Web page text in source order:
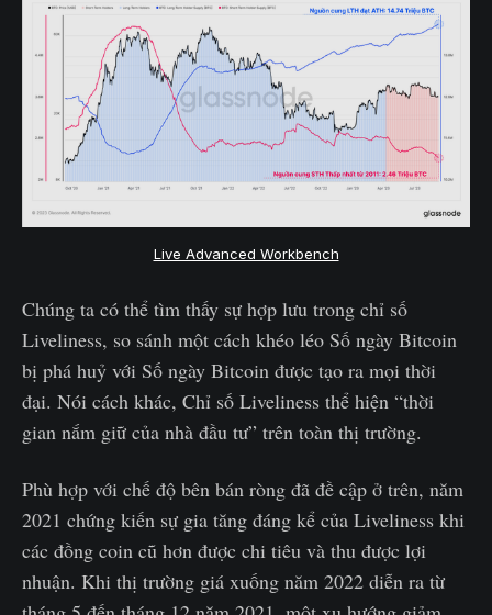
Live Advanced Workbench
Chúng ta có thể tìm thấy sự hợp lưu trong chỉ số
Liveliness, so sánh một cách khéo léo Số ngày Bitcoin
bị phá huỷ với Số ngày Bitcoin được tạo ra mọi thời
đại. Nói cách khác, Chỉ số Liveliness thể hiện “thời
gian nắm giữ của nhà đầu tư” trên toàn thị trường.
Phù hợp với chế độ bên bán ròng đã đề cập ở trên, năm
2021 chứng kiến sự gia tăng đáng kể của Liveliness khi
các đồng coin cũ hơn được chi tiêu và thu được lợi
nhuận. Khi thị trường giá xuống năm 2022 diễn ra từ